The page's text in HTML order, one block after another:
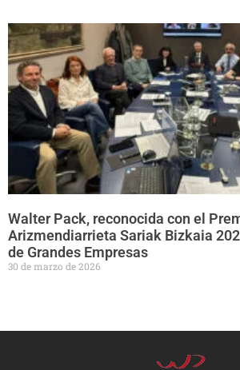
Walter Pack, reconocida con el
Arizmendiarrieta Sariak Bizkaia
de Grandes Empresas
30 de marzo de 2026